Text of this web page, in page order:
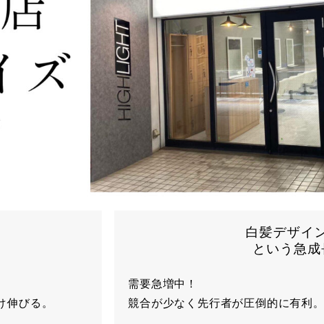
びる。
白髪デザイ
という急
需要急増中！
競合が少なく先行者が圧倒的に有利。